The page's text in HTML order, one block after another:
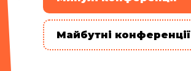
Майбутні конференції